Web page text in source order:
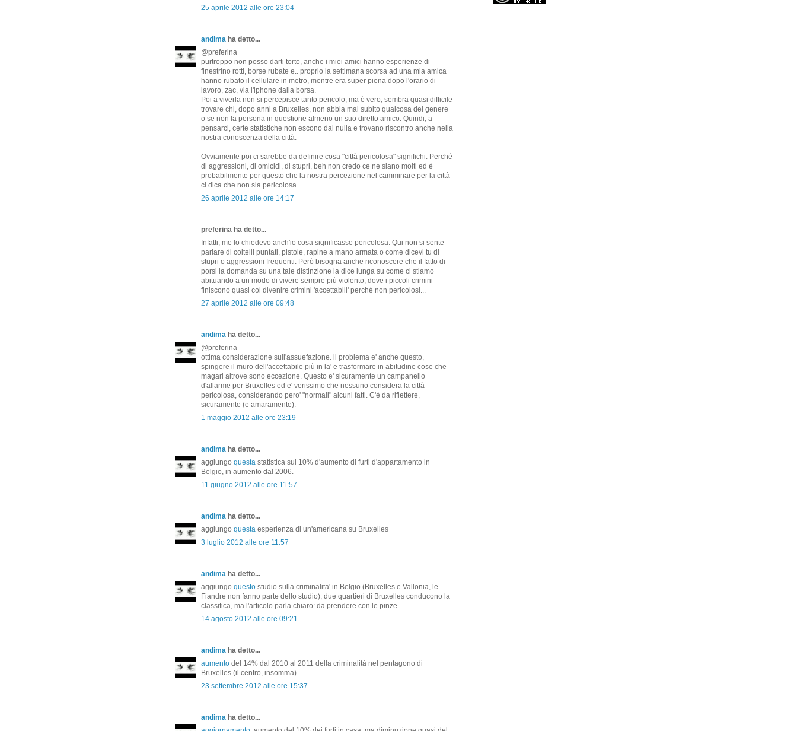
25 aprile 2012 alle ore 23:04
andima ha detto...
@preferina
purtroppo non posso darti torto, anche i miei amici hanno esperienze di
finestrino rotti, borse rubate e.. proprio la settimana scorsa ad una mia amica
hanno rubato il cellulare in metro, mentre era super piena dopo l'orario di
lavoro, zac, via l'iphone dalla borsa.
Poi a viverla non si percepisce tanto pericolo, ma è vero, sembra quasi difficile
trovare chi, dopo anni a Bruxelles, non abbia mai subito qualcosa del genere
o se non la persona in questione almeno un suo diretto amico. Quindi, a
pensarci, certe statistiche non escono dal nulla e trovano riscontro anche nella
nostra conoscenza della città.
Ovviamente poi ci sarebbe da definire cosa "città pericolosa" significhi. Perché
di aggressioni, di omicidi, di stupri, beh non credo ce ne siano molti ed è
probabilmente per questo che la nostra percezione nel camminare per la città
ci dica che non sia pericolosa.
26 aprile 2012 alle ore 14:17
preferina ha detto...
Infatti, me lo chiedevo anch'io cosa significasse pericolosa. Qui non si sente
parlare di coltelli puntati, pistole, rapine a mano armata o come dicevi tu di
stupri o aggressioni frequenti. Però bisogna anche riconoscere che il fatto di
porsi la domanda su una tale distinzione la dice lunga su come ci stiamo
abituando a un modo di vivere sempre più violento, dove i piccoli crimini
finiscono quasi col divenire crimini 'accettabili' perché non pericolosi...
27 aprile 2012 alle ore 09:48
andima ha detto...
@preferina
ottima considerazione sull'assuefazione. il problema e' anche questo,
spingere il muro dell'accettabile più in la' e trasformare in abitudine cose che
magari altrove sono eccezione. Questo e' sicuramente un campanello
d'allarme per Bruxelles ed e' verissimo che nessuno considera la città
pericolosa, considerando pero' "normali" alcuni fatti. C'è da riflettere,
sicuramente (e amaramente).
1 maggio 2012 alle ore 23:19
andima ha detto...
aggiungo questa statistica sul 10% d'aumento di furti d'appartamento in
Belgio, in aumento dal 2006.
11 giugno 2012 alle ore 11:57
andima ha detto...
aggiungo questa esperienza di un'americana su Bruxelles
3 luglio 2012 alle ore 11:57
andima ha detto...
aggiungo questo studio sulla criminalita' in Belgio (Bruxelles e Vallonia, le
Fiandre non fanno parte dello studio), due quartieri di Bruxelles conducono la
classifica, ma l'articolo parla chiaro: da prendere con le pinze.
14 agosto 2012 alle ore 09:21
andima ha detto...
aumento del 14% dal 2010 al 2011 della criminalità nel pentagono di
Bruxelles (il centro, insomma).
23 settembre 2012 alle ore 15:37
andima ha detto...